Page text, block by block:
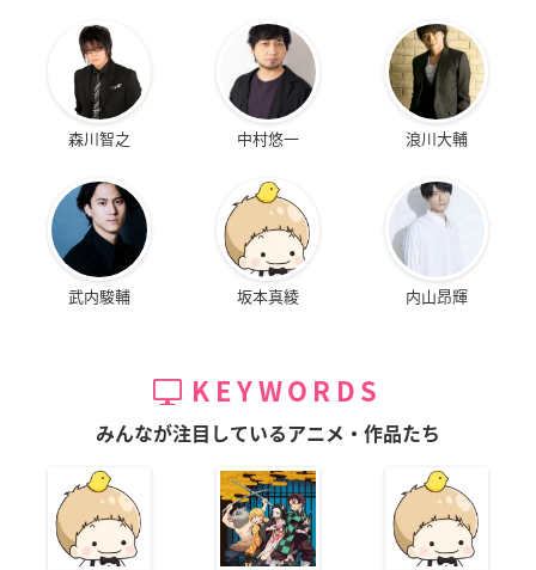
森川智之 中村悠一 浪川大輔
武内駿輔 坂本真綾 内山昂輝
KEYWORDS
みんなが注目しているアニメ・作品たち